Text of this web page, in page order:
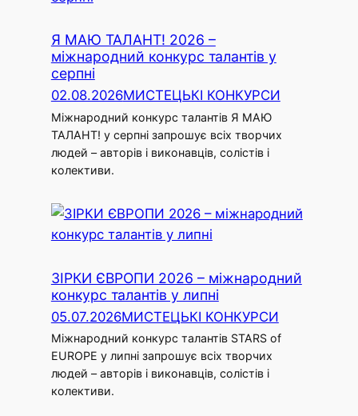
Я МАЮ ТАЛАНТ! 2026 –
міжнародний конкурс талантів у
серпні
02.08.2026МИСТЕЦЬКІ КОНКУРСИ
Міжнародний конкурс талантів Я МАЮ
ТАЛАНТ! у серпні запрошує всіх творчих
людей – авторів і виконавців, солістів і
колективи.
ЗІРКИ ЄВРОПИ 2026 – міжнародний
конкурс талантів у липні
05.07.2026МИСТЕЦЬКІ КОНКУРСИ
Міжнародний конкурс талантів STARS of
EUROPE у липні запрошує всіх творчих
людей – авторів і виконавців, солістів і
колективи.